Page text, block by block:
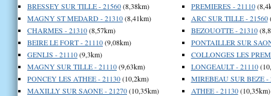
BRESSEY SUR TILLE - 21560(8,38km)
MAGNY ST MEDARD - 21310(8,41km)
CHARMES - 21310(8,57km)
BEIRE LE FORT - 21110(9,08km)
GENLIS - 21110(9,3km)
MAGNY SUR TILLE - 21110(9,63km)
PONCEY LES ATHEE - 21130(10,2km)
MAXILLY SUR SAONE - 21270(10,35km)
PREMIERES - 21110
ARC SUR TILLE - 21560
BEZOUOTTE - 21310
PONTAILLER SUR
COLLONGES LES
LONGEAULT - 21110
MIREBEAU SUR BEZE -
ATHEE - 21130(10,35km)